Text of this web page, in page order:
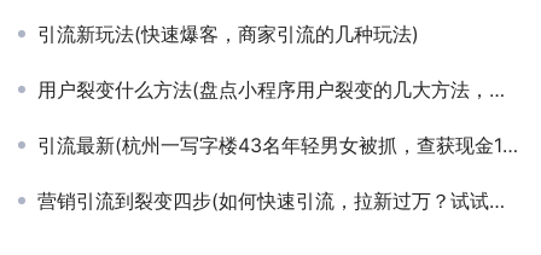
引流新玩法(快速爆客，商家引流的几种玩法)
用户裂变什么方法(盘点小程序用户裂变的几大方法，带来从1到N的裂变效果)
引流最新(杭州一写字楼43名年轻男女被抓，查获现金1310000元！这个“吸粉引流”团伙被捣毁)
营销引流到裂变四步(如何快速引流，拉新过万？试试裂变营销吧)